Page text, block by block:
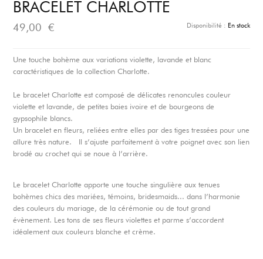
BRACELET CHARLOTTE
49,00 € Disponibilité : En stock
Une touche bohème aux variations violette, lavande et blanc
caractéristiques de la collection Charlotte.
Le bracelet Charlotte est composé de délicates renoncules couleur
violette et lavande, de petites baies ivoire et de bourgeons de
gypsophile blancs.
Un bracelet en fleurs, reliées entre elles par des tiges tressées pour une
allure très nature. Il s’ajuste parfaitement à votre poignet avec son lien
brodé au crochet qui se noue à l’arrière.
Le bracelet Charlotte apporte une touche singulière aux tenues
bohèmes chics des mariées, témoins, bridesmaids... dans l’harmonie
des couleurs du mariage, de la cérémonie ou de tout grand
évènement. Les tons de ses fleurs violettes et parme s’accordent
idéalement aux couleurs blanche et crème.